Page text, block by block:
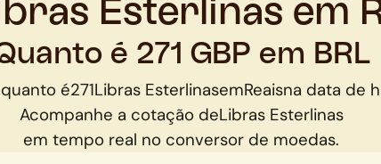
Esterlinas em
é 271 GBP em BRL
é271Libras EsterlinasemReaisna data de
Acompanhe a cotação deLibras Esterlinas
em tempo real no conversor de moedas.